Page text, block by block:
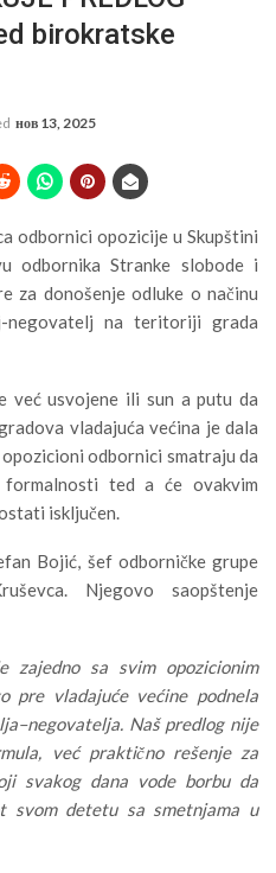
birokratske
нов 13, 2025
odbornici opozicije u Skupštini
odbornika Stranke slobode i
za donošenje odluke o načinu
negovatelj na teritoriji grada
već usvojene ili sun a putu da
vladajuća većina je dala
odbornici smatraju da
ted a će ovakvim
isključen.
Bojić, šef odborničke grupe
Njegovo saopštenje
zajedno sa svim opozicionim
pre vladajuće većine podnela
Naš predlog nije
već praktično rešenje za
svakog dana vode borbu da
svom detetu sa smetnjama u